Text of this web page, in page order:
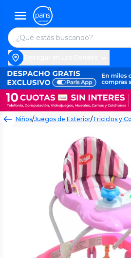
Niños/Juegos de Exterior/Triciclos y